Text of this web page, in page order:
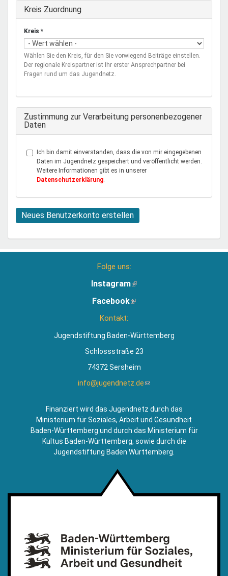
Ausblenden
Kreis Zuordnung
Kreis *
Wählen Sie den Kreis, für den Sie vorwiegend Beiträge einstellen.
Der regionale Kreispartner ist Ihr erster Ansprechpartner bei
Fragen rund um das Jugendnetz.
Zustimmung zur Verarbeitung personenbezogener
Daten
Ich bin damit einverstanden, dass die von mir eingegebenen
Daten im Jugendnetz gespeichert und veröffentlicht werden.
Weitere Informationen gibt es in unserer
Datenschutzerklärung
Neues Benutzerkonto erstellen
Folge uns:
Instagram(Link
extern)
Facebook(Link
Kontakt:
Jugendstiftung Baden-Württemberg
Schlossstraße 23
74372 Sersheim
info@jugendnetz.de(Link
Mail)
Finanziert wird das Jugendnetz durch das
Ministerium für Soziales, Arbeit und Gesundheit
Baden-Württemberg und durch das Ministerium für
Kultus Baden-Württemberg, sowie durch die
Jugendstiftung Baden Württemberg.